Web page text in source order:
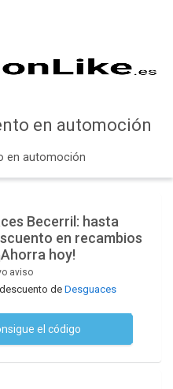
en automoción
en automoción
Becerril: hasta
en recambios
hoy!
aviso
de Desguaces
el código